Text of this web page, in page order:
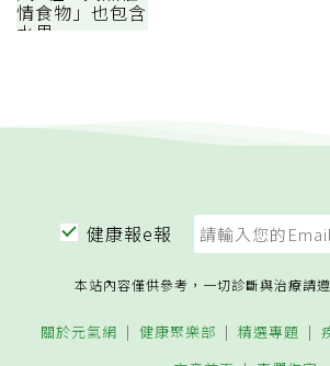
健康報e報
本站內容僅供參考，一切診斷與治療請
關於元氣網 健康聚樂部 精選專題